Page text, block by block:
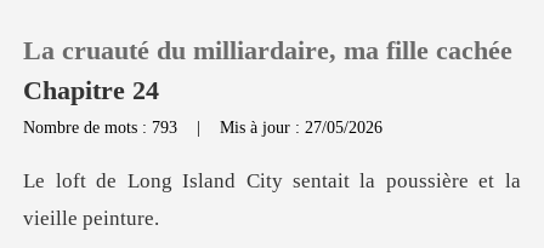
0
La cruauté du milliardaire, ma fille cachée
Chapitre 24
Nombre de mots : 793 |Mis à jour : 27/05/2026
ity sentait la poussière